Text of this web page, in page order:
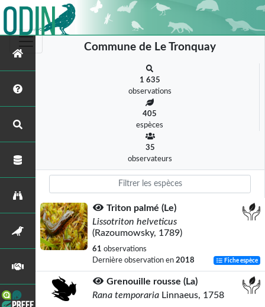
Commune de Le Tronquay
1 635
observations
405
espèces
35
observateurs
Triton palmé (Le)
Lissotriton helveticus
(Razoumowsky, 1789)
61 observations
Dernière observation en 2018 Fiche espèce
Grenouille rousse (La)
Rana temporaria Linnaeus, 1758